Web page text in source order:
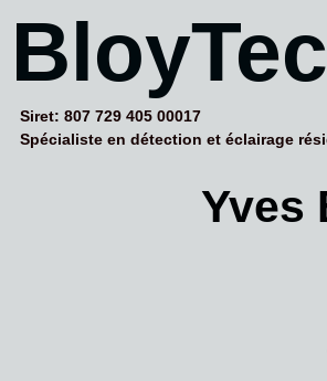
Siret: 807 729 405 00017
Spécialiste en détection et éclairage
Yves